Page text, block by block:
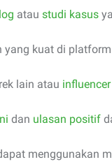
atau studi kasus
yang kuat di
lain atau influencer
dan ulasan positif
menggunakan